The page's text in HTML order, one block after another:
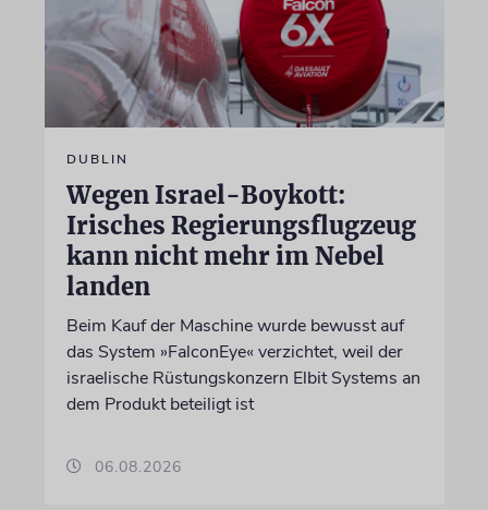
DUBLIN
Wegen Israel-Boykott:
Irisches Regierungsflugzeug
kann nicht mehr im Nebel
landen
Beim Kauf der Maschine wurde bewusst auf
das System »FalconEye« verzichtet, weil der
israelische Rüstungskonzern Elbit Systems an
dem Produkt beteiligt ist
06.08.2026